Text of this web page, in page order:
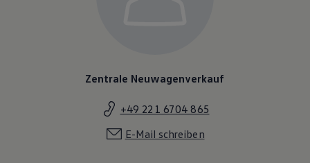
Zentrale Neuwagenverkauf
+49 221 6704 865
E-Mail schreiben